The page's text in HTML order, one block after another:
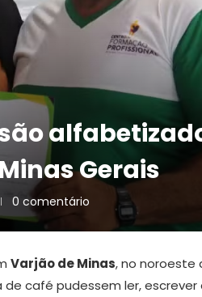
Gerais
0 comentário
Varjão de Minas, no noroeste
café pudessem ler,